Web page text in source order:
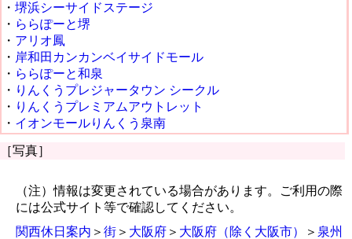
・ 堺浜シーサイドステージ
・ ららぽーと堺
・ アリオ鳳
・ 岸和田カンカンベイサイドモール
・ ららぽーと和泉
・ りんくうプレジャータウン シークル
・ りんくうプレミアムアウトレット
・ イオンモールりんくう泉南
［写真］
（注）情報は変更されている場合があります。ご利用の際
には公式サイト等で確認してください。
関西休日案内 ＞ 街 ＞ 大阪府 ＞ 大阪府（除く大阪市） ＞ 泉州